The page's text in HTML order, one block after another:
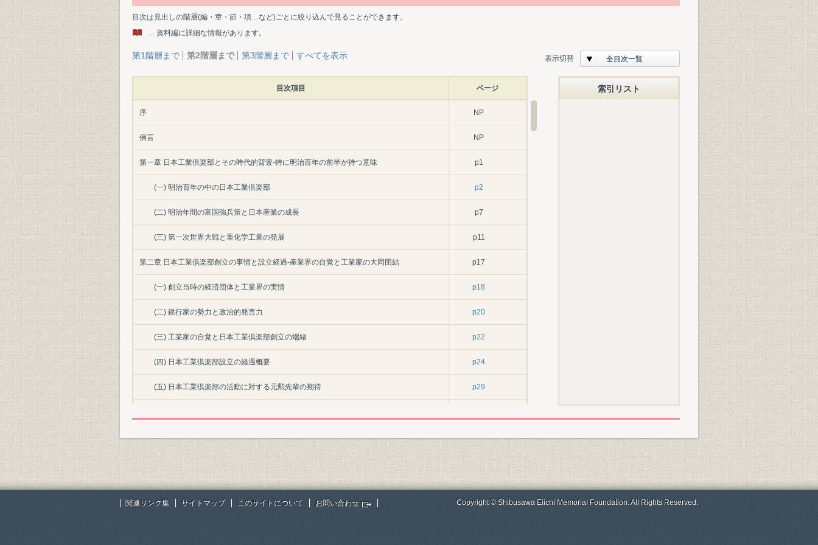
目次は見出しの階層(編・章・節・項…など)ごとに絞り込んで見ることができます。
… 資料編に詳細な情報があります。
第1階層まで 第2階層まで 第3階層まで すべてを表示 表示切替 全目次一覧
目次項目 ページ
序 NP
例言 NP
第一章 日本工業倶楽部とその時代的背景-特に明治百年の前半が持つ意味 p1
(一) 明治百年の中の日本工業倶楽部 p2
(二) 明治年間の富国強兵策と日本産業の成長 p7
(三) 第一次世界大戦と重化学工業の発展 p11
第二章 日本工業倶楽部創立の事情と設立経過-産業界の自覚と工業家の大同団結 p17
(一) 創立当時の経済団体と工業界の実情 p18
(二) 銀行家の勢力と政治的発言力 p20
(三) 工業家の自覚と日本工業倶楽部創立の端緒 p22
(四) 日本工業倶楽部設立の経過概要 p24
(五) 日本工業倶楽部の活動に対する元勲先輩の期待 p29
第三章 創立当初における調査・建議活動-重要経済問題への積極的発言 p41
(一) 製鉄事業の保護、自給に関する建議 p42
(二) 戦時利得税の新設および所得税法改正問題 p51
索引リスト
関連リンク集 サイトマップ このサイトについて お問い合わせ Copyright © Shibusawa Eiichi Memorial Foundation. All Rights Reserved.